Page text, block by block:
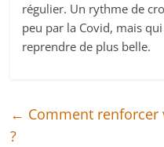
régulier. Un rythme de
peu par la Covid, mais
reprendre de plus belle.
← Comment
?